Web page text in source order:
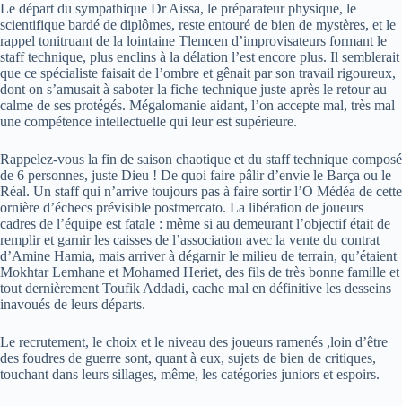
Le départ du sympathique Dr Aissa, le préparateur physique, le
scientifique bardé de diplômes, reste entouré de bien de mystères, et le
rappel tonitruant de la lointaine Tlemcen d’improvisateurs formant le
staff technique, plus enclins à la délation l’est encore plus. Il semblerait
que ce spécialiste faisait de l’ombre et gênait par son travail rigoureux,
dont on s’amusait à saboter la fiche technique juste après le retour au
calme de ses protégés. Mégalomanie aidant, l’on accepte mal, très mal
une compétence intellectuelle qui leur est supérieure.
Rappelez-vous la fin de saison chaotique et du staff technique composé
de 6 personnes, juste Dieu ! De quoi faire pâlir d’envie le Barça ou le
Réal. Un staff qui n’arrive toujours pas à faire sortir l’O Médéa de cette
ornière d’échecs prévisible postmercato. La libération de joueurs
cadres de l’équipe est fatale : même si au demeurant l’objectif était de
remplir et garnir les caisses de l’association avec la vente du contrat
d’Amine Hamia, mais arriver à dégarnir le milieu de terrain, qu’étaient
Mokhtar Lemhane et Mohamed Heriet, des fils de très bonne famille et
tout dernièrement Toufik Addadi, cache mal en définitive les desseins
inavoués de leurs départs.
Le recrutement, le choix et le niveau des joueurs ramenés ,loin d’être
des foudres de guerre sont, quant à eux, sujets de bien de critiques,
touchant dans leurs sillages, même, les catégories juniors et espoirs.